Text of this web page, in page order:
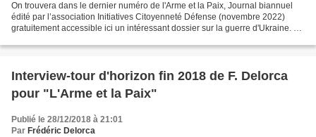
On trouvera dans le dernier numéro de l'Arme et la Paix, Journal biannuel
édité par l’association Initiatives Citoyenneté Défense (novembre 2022)
gratuitement accessible ici un intéressant dossier sur la guerre d'Ukraine. Au
Interview-tour d'horizon fin 2018 de F. Delorca
pour "L'Arme et la Paix"
Publié le 28/12/2018 à 21:01
Par Frédéric Delorca